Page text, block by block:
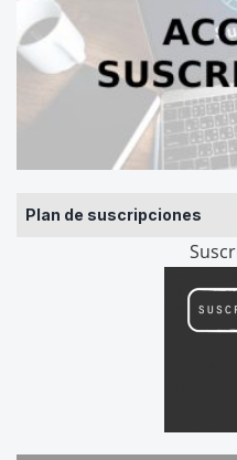
Plan de suscripciones